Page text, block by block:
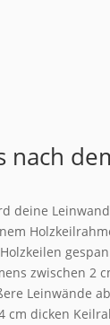
nach
deine
zwischen 2
Leinwände
cm dicken